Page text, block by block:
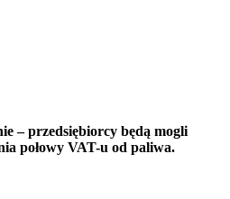
– przedsiębiorcy będą mogli
połowy VAT-u od paliwa.